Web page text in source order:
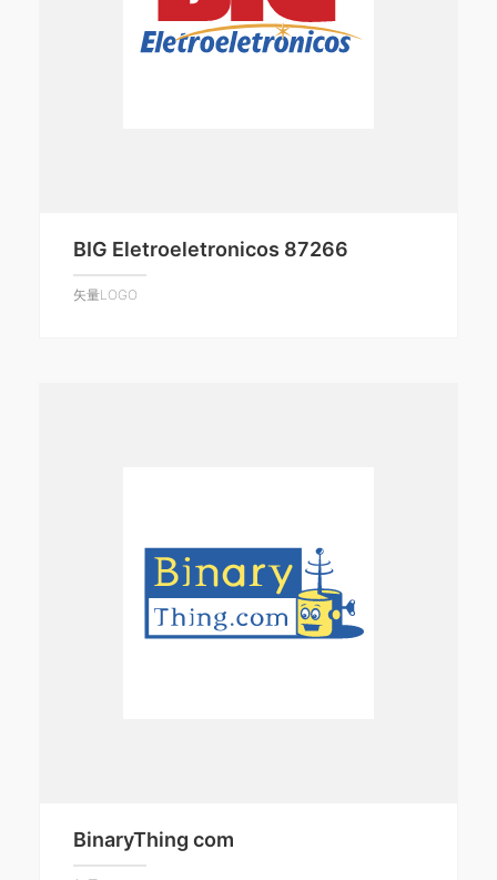
BIG Eletroeletronicos 87266
矢量LOGO
BinaryThing com